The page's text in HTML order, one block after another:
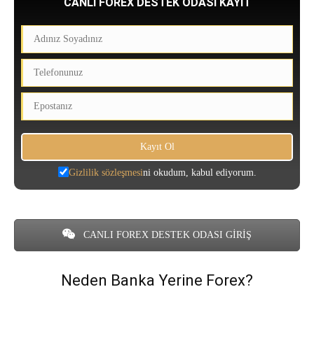
Gizlilik sözleşmesini okudum, kabul ediyorum.
CANLI FOREX DESTEK ODASI GİRİŞ
Neden Banka Yerine Forex?